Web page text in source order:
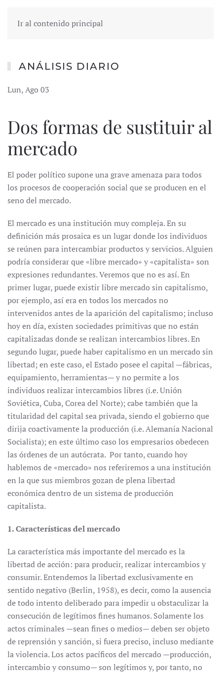
Ir al contenido principal
ANÁLISIS DIARIO
Lun, Ago 03
Dos formas de sustituir al
mercado
El poder político supone una grave amenaza para todos
los procesos de cooperación social que se producen en el
seno del mercado.
El mercado es una institución muy compleja. En su
definición más prosaica es un lugar donde los individuos
se reúnen para intercambiar productos y servicios. Alguien
podría considerar que «libre mercado» y «capitalista» son
expresiones redundantes. Veremos que no es así. En
primer lugar, puede existir libre mercado sin capitalismo,
por ejemplo, así era en todos los mercados no
intervenidos antes de la aparición del capitalismo; incluso
hoy en día, existen sociedades primitivas que no están
capitalizadas donde se realizan intercambios libres. En
segundo lugar, puede haber capitalismo en un mercado sin
libertad; en este caso, el Estado posee el capital —fábricas,
equipamiento, herramientas— y no permite a los
individuos realizar intercambios libres (i.e. Unión
Soviética, Cuba, Corea del Norte); cabe también que la
titularidad del capital sea privada, siendo el gobierno que
dirija coactivamente la producción (i.e. Alemania Nacional
Socialista); en este último caso los empresarios obedecen
las órdenes de un autócrata. Por tanto, cuando hoy
hablemos de «mercado» nos referiremos a una institución
en la que sus miembros gozan de plena libertad
económica dentro de un sistema de producción
capitalista.
1. Características del mercado
La característica más importante del mercado es la
libertad de acción: para producir, realizar intercambios y
consumir. Entendemos la libertad exclusivamente en
sentido negativo (Berlin, 1958), es decir, como la ausencia
de todo intento deliberado para impedir u obstaculizar la
consecución de legítimos fines humanos. Solamente los
actos criminales —sean fines o medios— deben ser objeto
de reprensión y sanción, si fuera preciso, incluso mediante
la violencia. Los actos pacíficos del mercado —producción,
intercambio y consumo— son legítimos y, por tanto, no